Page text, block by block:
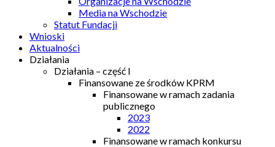
Media na Wschodzie
Statut Fundacji
Wnioski
Aktualności
Działania
Działania – część I
Finansowane ze środków KPRM
Finansowane w ramach zadania
publicznego
2023
2022
Finansowane w ramach konkursu